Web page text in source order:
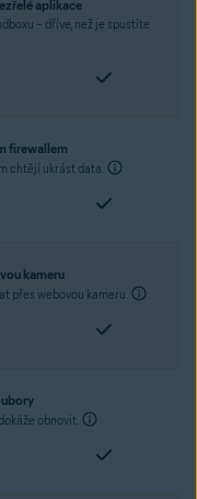
aplikace
– dříve, než je spustíte
firewallem
chtějí ukrást data.
kameru
přes webovou kameru.
obnovit.